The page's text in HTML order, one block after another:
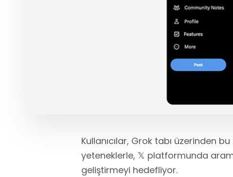
Kullanıcılar, Grok tabı üzerinden
yeteneklerle, 𝕏 platformunda
geliştirmeyi hedefliyor.